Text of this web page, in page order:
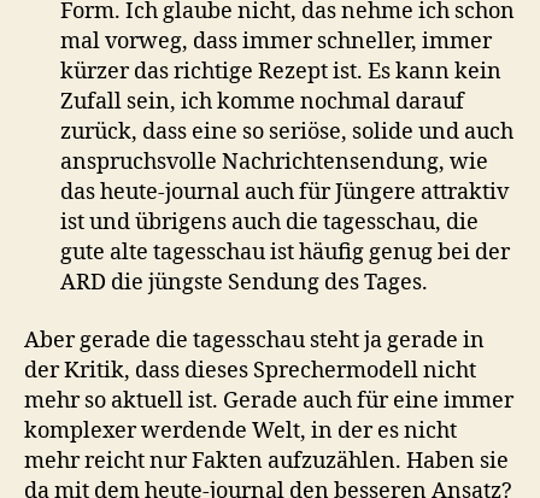
Form. Ich glaube nicht, das nehme ich schon
mal vorweg, dass immer schneller, immer
kürzer das richtige Rezept ist. Es kann kein
Zufall sein, ich komme nochmal darauf
zurück, dass eine so seriöse, solide und auch
anspruchsvolle Nachrichtensendung, wie
das heute-journal auch für Jüngere attraktiv
ist und übrigens auch die tagesschau, die
gute alte tagesschau ist häufig genug bei der
ARD die jüngste Sendung des Tages.
Aber gerade die tagesschau steht ja gerade in
der Kritik, dass dieses Sprechermodell nicht
mehr so aktuell ist. Gerade auch für eine immer
komplexer werdende Welt, in der es nicht
mehr reicht nur Fakten aufzuzählen. Haben sie
da mit dem heute-journal den besseren Ansatz?